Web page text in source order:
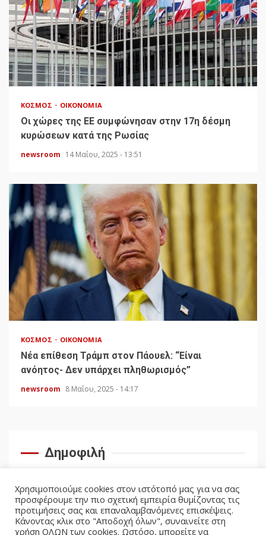
ΚΌΣΜΟΣ ΟΙΚΟΝΟΜΊΑ
Οι χώρες της ΕΕ συμφώνησαν στην 17η δέσμη
κυρώσεων κατά της Ρωσίας
newsroom 14 Μαΐου, 2025 - 13:51
ΚΌΣΜΟΣ ΟΙΚΟΝΟΜΊΑ
Νέα επίθεση Τράμπ στον Πάουελ: “Είναι
ανόητος- Δεν υπάρχει πληθωρισμός”
newsroom 8 Μαΐου, 2025 - 14:17
Δημοφιλή
Χρησιμοποιούμε cookies στον ιστότοπό μας για να σας
προσφέρουμε την πιο σχετική εμπειρία θυμίζοντας τις
προτιμήσεις σας και επαναλαμβανόμενες επισκέψεις.
Κάνοντας κλικ στο "Αποδοχή όλων", συναινείτε στη
χρήση ΟΛΩΝ των cookies. Ωστόσο, μπορείτε να